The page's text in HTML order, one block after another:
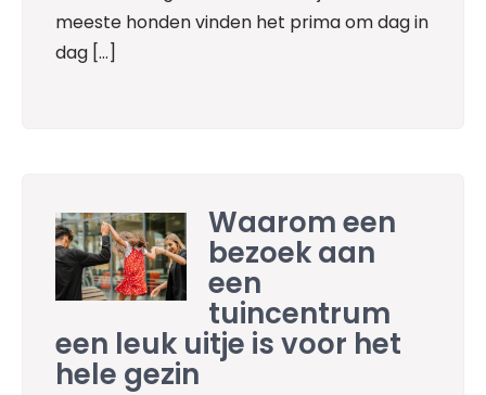
meeste honden vinden het prima om dag in
dag […]
Waarom een
bezoek aan
een
tuincentrum
een leuk uitje is voor het
hele gezin